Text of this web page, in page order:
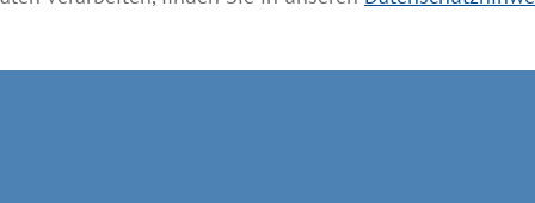
um eine hervorragende